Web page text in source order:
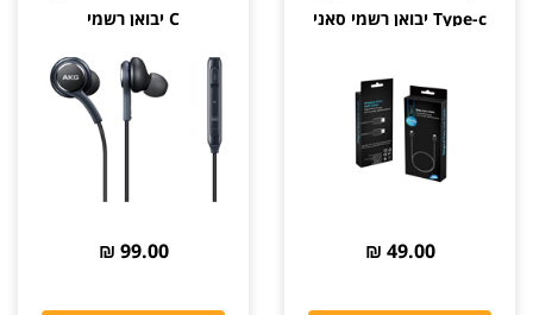
Type-c יבואן רשמי סאני
49.00 ₪
C יבואן רשמי
99.00 ₪